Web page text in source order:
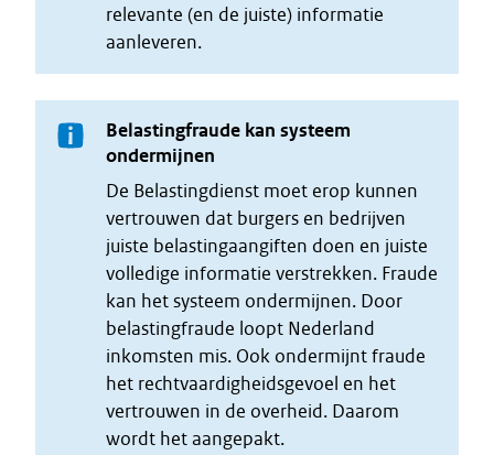
relevante (en de juiste) informatie
aanleveren.
Belastingfraude kan systeem
ondermijnen
De Belastingdienst moet erop kunnen
vertrouwen dat burgers en bedrijven
juiste belastingaangiften doen en juiste
volledige informatie verstrekken. Fraude
kan het systeem ondermijnen. Door
belastingfraude loopt Nederland
inkomsten mis. Ook ondermijnt fraude
het rechtvaardigheidsgevoel en het
vertrouwen in de overheid. Daarom
wordt het aangepakt.